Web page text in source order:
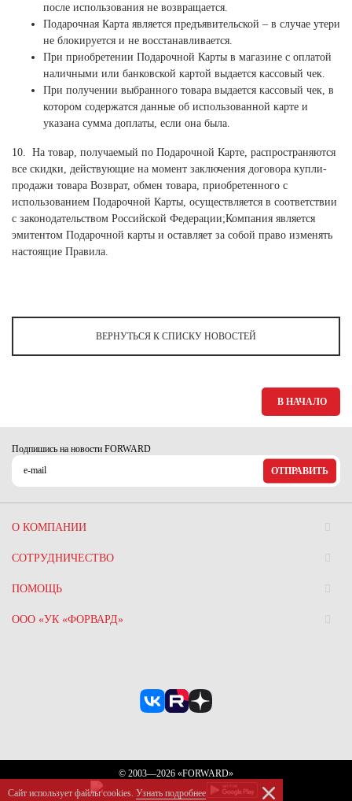
после использования не возвращается.
Подарочная Карта является предъявительской – в случае утери
не блокируется и не восстанавливается.
При приобретении Подарочной Карты в магазине с оплатой
наличными или банковской картой выдается кассовый чек.
При получении выбранного товара выдается кассовый чек, в
котором содержатся данные об использованной карте и
указана сумма доплаты, если она была.
10. На товар, получаемый по Подарочной Карте, распространяются
все скидки, действующие на момент заключения договора купли-
продажи товара Возврат, обмен товара, приобретенного с
использованием Подарочной Карты, осуществляется в соответствии
с законодательством Российской Федерации;Компания является
эмитентом Подарочной карты и оставляет за собой право изменять
настоящие Правила.
ВЕРНУТЬСЯ К СПИСКУ НОВОСТЕЙ
В НАЧАЛО
Подпишись на новости FORWARD
ОТПРАВИТЬ
О КОМПАНИИ
СОТРУДНИЧЕСТВО
ПОМОЩЬ
ООО «УК «ФОРВАРД»
© 2003—2026 «FORWARD»
Сайт использует файлы сookies. Узнать подробнее